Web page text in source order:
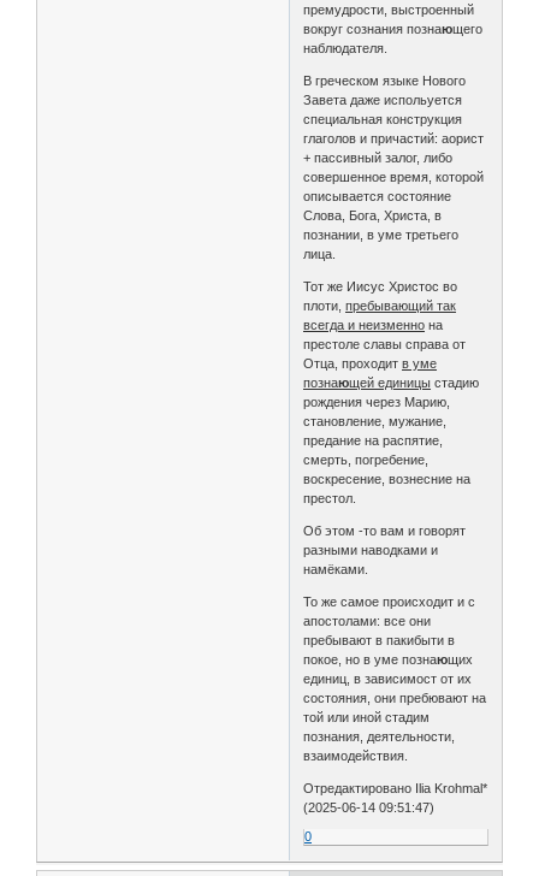
премудрости, выстроенный
вокруг сознания познающего
наблюдателя.
В греческом языке Нового
Завета даже испольуется
специальная конструкция
глаголов и причастий: аорист
+ пассивный залог, либо
совершенное время, которой
описывается состояние
Слова, Бога, Христа, в
познании, в уме третьего
лица.
Тот же Иисус Христос во
плоти,пребывающий так
всегда и неизменно на
престоле славы справа от
Отца, проходитв уме
познающей единицы стадию
рождения через Марию,
становление, мужание,
предание на распятие,
смерть, погребение,
воскресение, вознесние на
престол.
Об этом -то вам и говорят
разными наводками и
намёками.
То же самое происходит и с
апостолами: все они
пребывают в пакибыти в
покое, но в уме познающих
единиц, в зависимост от их
состояния, они пребювают на
той или иной стадим
познания, деятельности,
взаимодействия.
Отредактировано Ilia Krohmal*
(2025-06-14 09:51:47)
0